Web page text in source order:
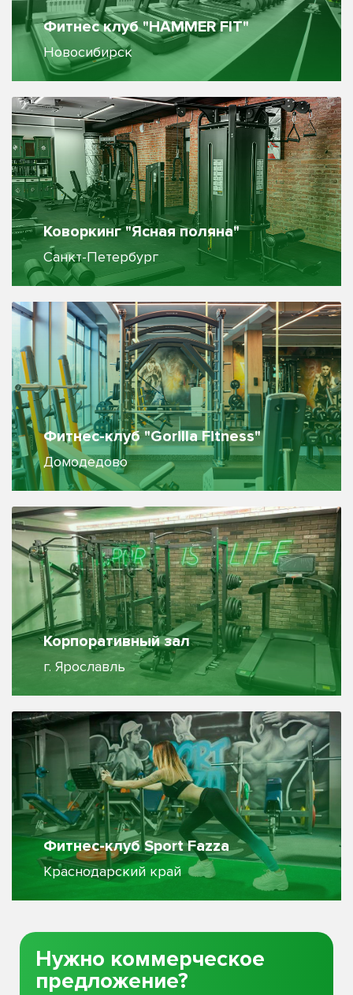
Фитнес клуб "HAMMER FIT"
Новосибирск
Коворкинг "Ясная поляна"
Санкт-Петербург
Фитнес-клуб "Gorilla Fitness"
Домодедово
Корпоративный зал
г. Ярославль
Фитнес-клуб Sport Fazza
Краснодарский край
Нужно коммерческое
предложение?